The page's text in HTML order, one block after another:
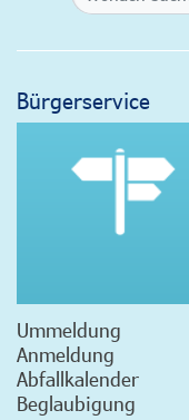
Bürgerservice
Ummeldung
Anmeldung
Abfallkalender
Beglaubigung